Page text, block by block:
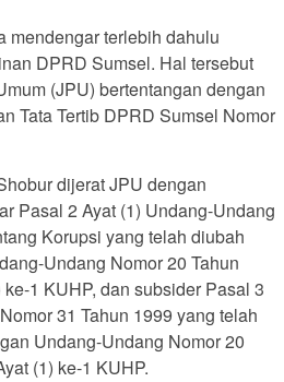
mendengar terlebih dahulu
DPRD Sumsel. Hal tersebut
(JPU) bertentangan dengan
Tata Tertib DPRD Sumsel Nomor
dijerat JPU dengan
Pasal 2 Ayat (1) Undang-Undang
Korupsi yang telah diubah
Undang Nomor 20 Tahun
1 KUHP, dan subsider Pasal 3
31 Tahun 1999 yang telah
Undang-Undang Nomor 20
(1) ke-1 KUHP.